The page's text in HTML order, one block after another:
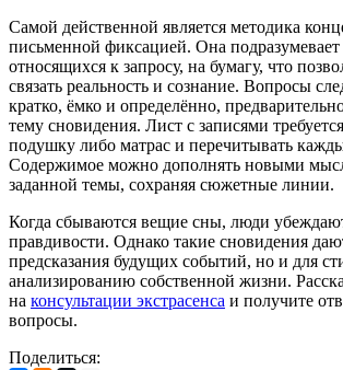
Самой действенной является методика
письменной фиксацией. Она
относящихся к запросу, на бумагу, что
связать реальность и сознание. Вопросы
кратко, ёмко и определённо,
тему сновидения. Лист с записями
подушку либо матрас и перечитывать
Содержимое можно дополнять новыми
заданной темы, сохраняя сюжетные линии.
Когда сбываются вещие сны, люди
правдивости. Однако такие сновидения
предсказания будущих событий, но и для
анализированию собственной жизни.
на консультации экстрасенса и получите
вопросы.
Поделиться: